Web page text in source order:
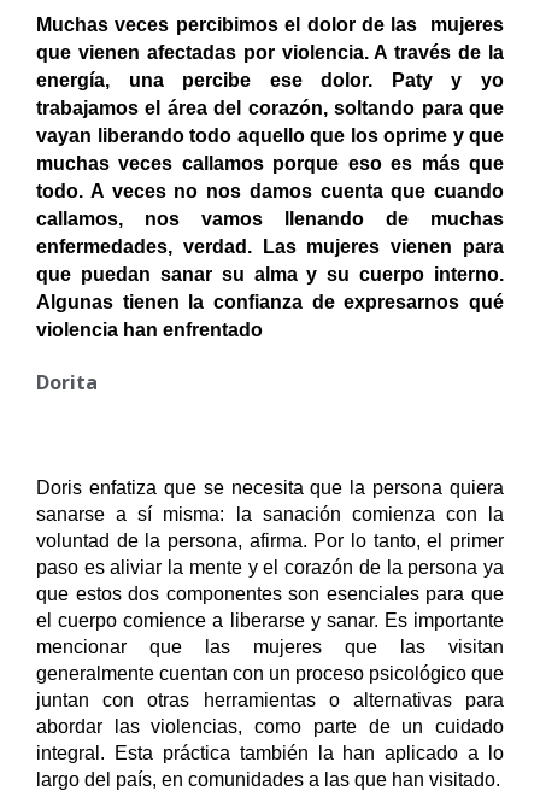
Muchas veces percibimos el dolor de las mujeres
que vienen afectadas por violencia. A través de la
energía, una percibe ese dolor. Paty y yo
trabajamos el área del corazón, soltando para que
vayan liberando todo aquello que los oprime y que
muchas veces callamos porque eso es más que
todo. A veces no nos damos cuenta que cuando
callamos, nos vamos llenando de muchas
enfermedades, verdad. Las mujeres vienen para
que puedan sanar su alma y su cuerpo interno.
Algunas tienen la confianza de expresarnos qué
violencia han enfrentado
Dorita
Doris enfatiza que se necesita que la persona quiera
sanarse a sí misma: la sanación comienza con la
voluntad de la persona, afirma. Por lo tanto, el primer
paso es aliviar la mente y el corazón de la persona ya
que estos dos componentes son esenciales para que
el cuerpo comience a liberarse y sanar. Es importante
mencionar que las mujeres que las visitan
generalmente cuentan con un proceso psicológico que
juntan con otras herramientas o alternativas para
abordar las violencias, como parte de un cuidado
integral. Esta práctica también la han aplicado a lo
largo del país, en comunidades a las que han visitado.